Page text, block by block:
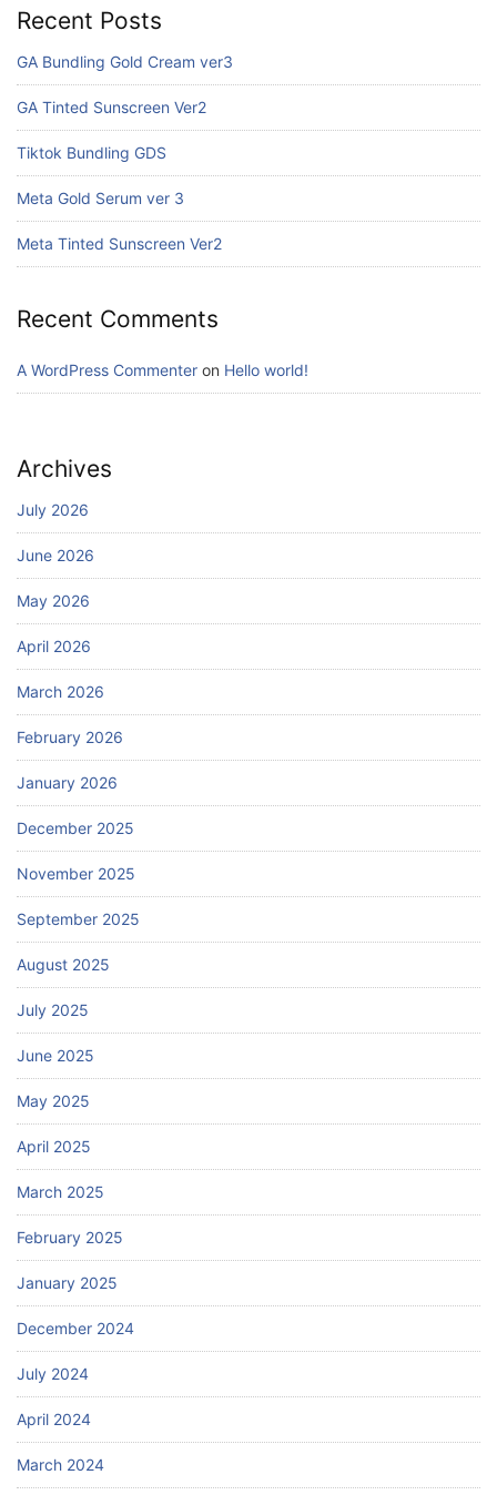
Recent Posts
GA Bundling Gold Cream ver3
GA Tinted Sunscreen Ver2
Tiktok Bundling GDS
Meta Gold Serum ver 3
Meta Tinted Sunscreen Ver2
Recent Comments
A WordPress Commenter on Hello world!
Archives
July 2026
June 2026
May 2026
April 2026
March 2026
February 2026
January 2026
December 2025
November 2025
September 2025
August 2025
July 2025
June 2025
May 2025
April 2025
March 2025
February 2025
January 2025
December 2024
July 2024
April 2024
March 2024